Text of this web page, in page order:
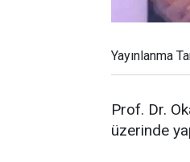
Yayınlanma
Prof. Dr.
üzerinde